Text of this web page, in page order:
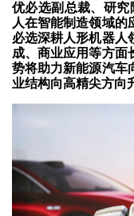
优必选副总裁、研
人在智能制造领域的
必选深耕人形机器人
成、商业应用等方面
势将助力新能源汽车
业结构向高精尖方向